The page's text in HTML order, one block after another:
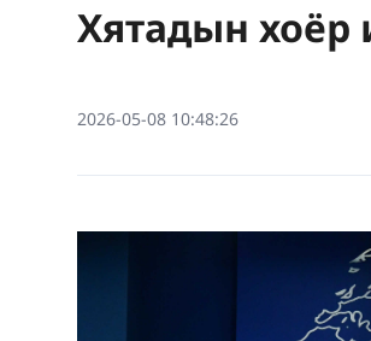
Хятадын хоёр
2026-05-08 10:48:26